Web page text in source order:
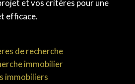
et vos critères pour une
efficace.
de recherche
immobilier
immobiliers